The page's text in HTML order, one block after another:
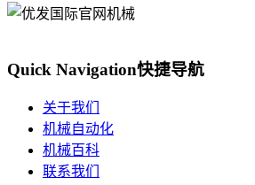
Quick Navigation快捷导航
关于我们
机械自动化
机械百科
联系我们